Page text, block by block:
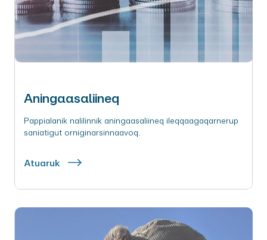
Aningaasaliineq
Pappialanik nalilinnik aningaasaliineq ileqqaagaqarnerup
saniatigut orniginarsinnaavoq.
Atuaruk